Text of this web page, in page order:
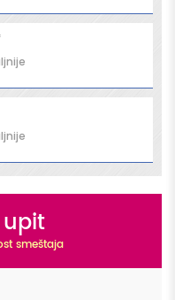
smeštaja